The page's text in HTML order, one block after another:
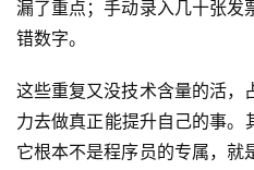
漏了重点；手动录入几十张发
错数字。
这些重复又没技术含量的活，
力去做真正能提升自己的事。
它根本不是程序员的专属，就